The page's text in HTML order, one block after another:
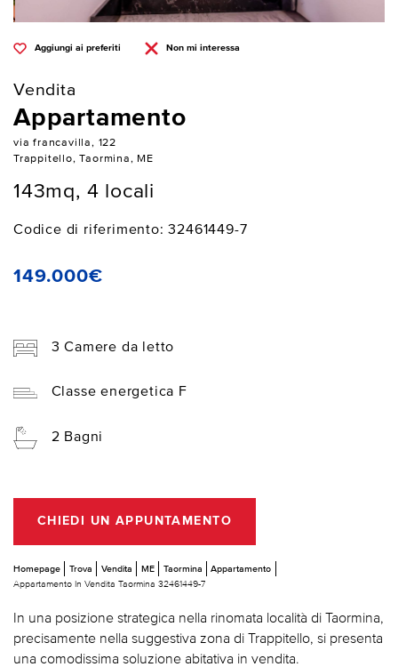
Aggiungi ai preferiti Non mi interessa
Vendita
Appartamento
via francavilla, 122
Trappitello, Taormina, ME
143mq, 4 locali
Codice di riferimento: 32461449-7
149.000€
3 Camere da letto
Classe energetica F
2 Bagni
CHIEDI UN APPUNTAMENTO
Homepage Trova Vendita ME Taormina
Appartamento
Appartamento In Vendita Taormina 32461449-7
In una posizione strategica nella rinomata località di Taormina,
precisamente nella suggestiva zona di Trappitello, si presenta
una comodissima soluzione abitativa in vendita.